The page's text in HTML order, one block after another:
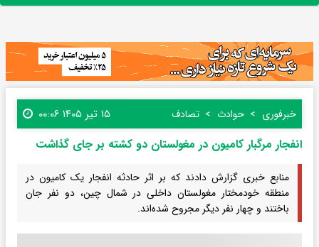
خبرفوری حوادث تصادف ۱۵ تیر ۱۴۰۵ ۰۰:۰۶
انفجار مرگبار کامیون در مغولستان دو کشته بر جای گذاشت
منابع خبری گزارش دادند که بر اثر حادثه انفجار یک کامیون در
منطقه خودمختار مغولستان داخلی در شمال چین، دو نفر جان
باختند و چهار نفر دیگر مجروح شده‌اند.